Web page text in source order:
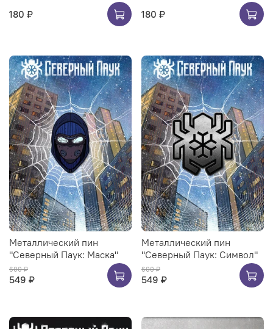
180 ₽
180 ₽
Металлический пин
"Северный Паук: Маска"
600 ₽
549 ₽
Металлический пин
"Северный Паук: Символ"
600 ₽
549 ₽